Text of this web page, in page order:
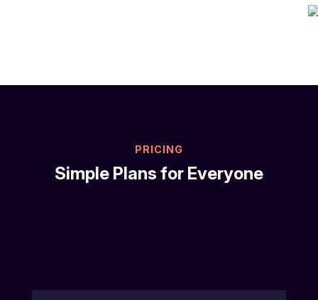
PRICING
Simple Plans for Everyone